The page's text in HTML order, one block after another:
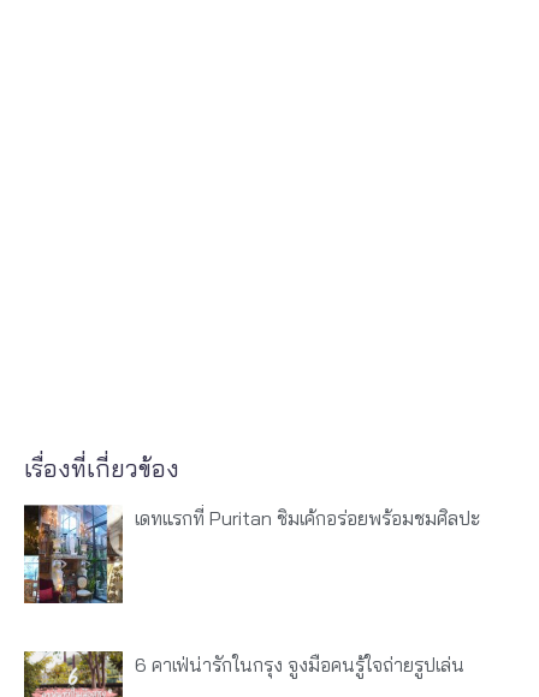
เรื่องที่เกี่ยวข้อง
เดทแรกที่ Puritan ชิมเค้กอร่อยพร้อมชมศิลปะ
6 คาเฟ่น่ารักในกรุง จูงมือคนรู้ใจถ่ายรูปเล่น